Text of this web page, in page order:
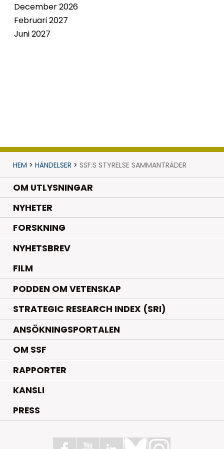
December 2026
Februari 2027
Juni 2027
HEM > HÄNDELSER > SSF:S STYRELSE SAMMANTRÄDER
OM UTLYSNINGAR
NYHETER.
FORSKNING.
NYHETSBREV
FILM
PODDEN OM VETENSKAP
STRATEGIC RESEARCH INDEX (SRI)
ANSÖKNINGSPORTALEN
OM SSF
RAPPORTER
KANSLI
PRESS